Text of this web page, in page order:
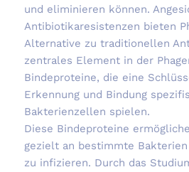
und eliminieren können.
Antibiotikaresistenzen bieten
Alternative zu traditionellen
zentrales Element in der
Bindeproteine, die eine
Erkennung und Bindung
Bakterienzellen spielen.
Diese Bindeproteine
gezielt an bestimmte
zu infizieren. Durch das